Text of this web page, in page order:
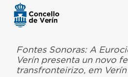
Fontes Sonoras: A
Verín presenta un novo
transfronteirizo, em Verín